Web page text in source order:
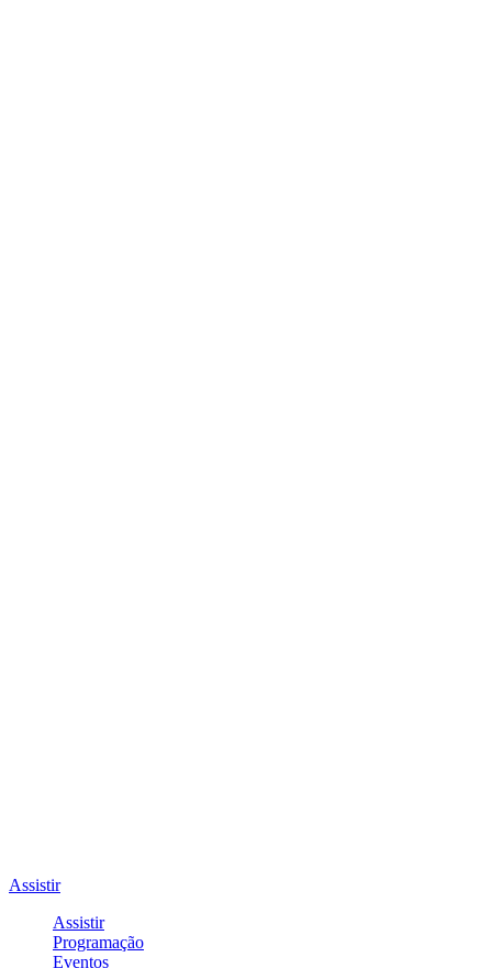
Assistir
Assistir
Programação
Eventos